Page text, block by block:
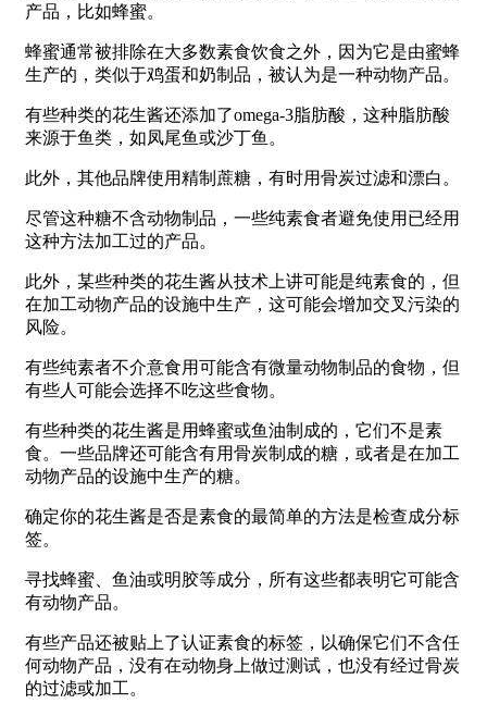
产品，比如蜂蜜。
蜂蜜通常被排除在大多数素食饮食之外，因为它是由蜜蜂
生产的，类似于鸡蛋和奶制品，被认为是一种动物产品。
有些种类的花生酱还添加了omega-3脂肪酸，这种脂肪酸
来源于鱼类，如凤尾鱼或沙丁鱼。
此外，其他品牌使用精制蔗糖，有时用骨炭过滤和漂白。
尽管这种糖不含动物制品，一些纯素食者避免使用已经用
这种方法加工过的产品。
此外，某些种类的花生酱从技术上讲可能是纯素食的，但
在加工动物产品的设施中生产，这可能会增加交叉污染的
风险。
有些纯素者不介意食用可能含有微量动物制品的食物，但
有些人可能会选择不吃这些食物。
有些种类的花生酱是用蜂蜜或鱼油制成的，它们不是素
食。一些品牌还可能含有用骨炭制成的糖，或者是在加工
动物产品的设施中生产的糖。
确定你的花生酱是否是素食的最简单的方法是检查成分标
签。
寻找蜂蜜、鱼油或明胶等成分，所有这些都表明它可能含
有动物产品。
有些产品还被贴上了认证素食的标签，以确保它们不含任
何动物产品，没有在动物身上做过测试，也没有经过骨炭
的过滤或加工。